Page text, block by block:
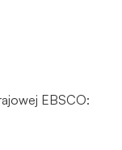
EBSCO: